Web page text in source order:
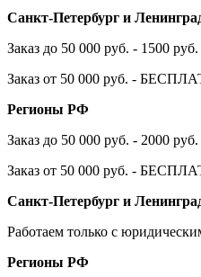
Санкт-Петербург и
Заказ до 50 000 руб. - 1500
Заказ от 50 000 руб. -
Регионы РФ
Заказ до 50 000 руб. - 2000
Заказ от 50 000 руб. -
Санкт-Петербург и
Работаем только с
Регионы РФ